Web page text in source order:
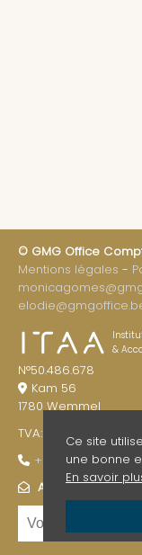
© GMG Office
Mentions légales
&
N°50.486.678
Kam 56
1780 Wemmel
TVA: BE 0841.708.095
+32 (0)2 461 34 87
ABONNEZ-VOUS À
Ce site
une bonne
En savoir